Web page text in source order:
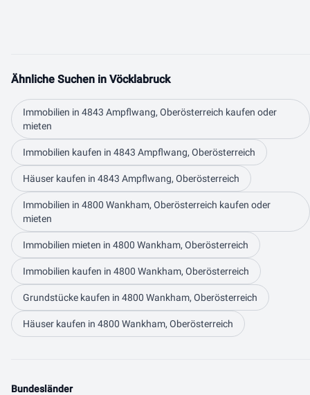
Ähnliche Suchen in Vöcklabruck
Immobilien in 4843 Ampflwang, Oberösterreich kaufen oder
mieten
Immobilien kaufen in 4843 Ampflwang, Oberösterreich
Häuser kaufen in 4843 Ampflwang, Oberösterreich
Immobilien in 4800 Wankham, Oberösterreich kaufen oder
mieten
Immobilien mieten in 4800 Wankham, Oberösterreich
Immobilien kaufen in 4800 Wankham, Oberösterreich
Grundstücke kaufen in 4800 Wankham, Oberösterreich
Häuser kaufen in 4800 Wankham, Oberösterreich
Bundesländer